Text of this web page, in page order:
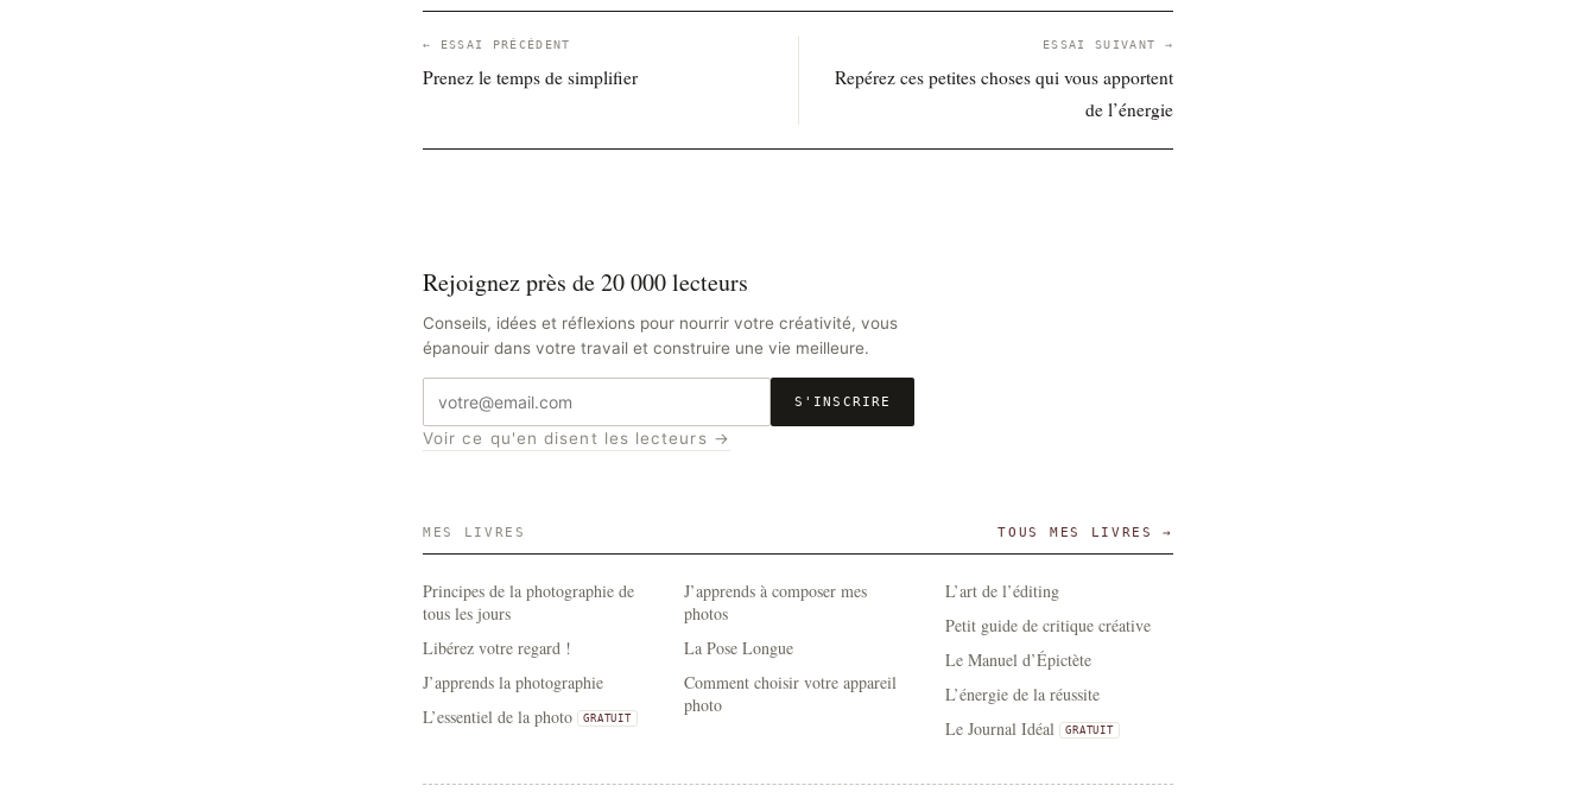
← ESSAI PRÉCÉDENT
Prenez le temps de simplifier
ESSAI SUIVANT →
Repérez ces petites choses qui vous apportent
de l’énergie
Rejoignez près de 20 000 lecteurs
Conseils, idées et réflexions pour nourrir votre créativité, vous
épanouir dans votre travail et construire une vie meilleure.
Adresse
e-
mail
S'INSCRIRE
Voir ce qu'en disent les lecteurs →
MES LIVRES TOUS MES LIVRES →
Principes de la photographie de
tous les jours
Libérez votre regard !
J’apprends la photographie
L’essentiel de la photo
GRATUIT
J’apprends à composer mes
photos
La Pose Longue
Comment choisir votre appareil
photo
L’art de l’éditing
Petit guide de critique créative
Le Manuel d’Épictète
L’énergie de la réussite
Le Journal Idéal
GRATUIT